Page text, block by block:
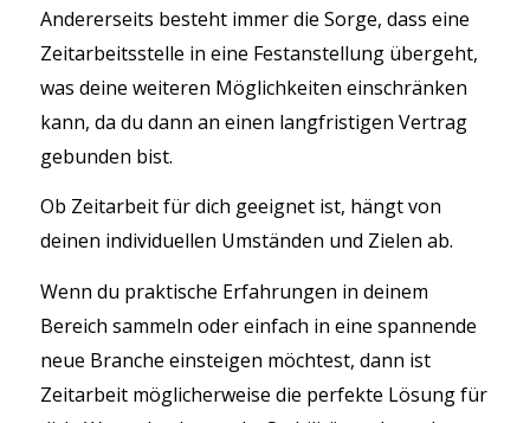
Andererseits besteht immer die Sorge, dass eine
Zeitarbeitsstelle in eine Festanstellung übergeht,
was deine weiteren Möglichkeiten einschränken
kann, da du dann an einen langfristigen Vertrag
gebunden bist.
Ob Zeitarbeit für dich geeignet ist, hängt von
deinen individuellen Umständen und Zielen ab.
Wenn du praktische Erfahrungen in deinem
Bereich sammeln oder einfach in eine spannende
neue Branche einsteigen möchtest, dann ist
Zeitarbeit möglicherweise die perfekte Lösung für